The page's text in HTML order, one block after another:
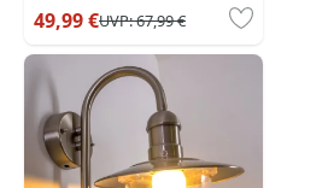
49,99 €UVP:67,99 €